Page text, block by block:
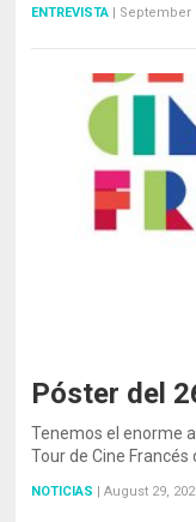
ENTREVISTA September
Póster del
Tenemos el enorme
Tour de Cine Francés
NOTICIAS | August 29,